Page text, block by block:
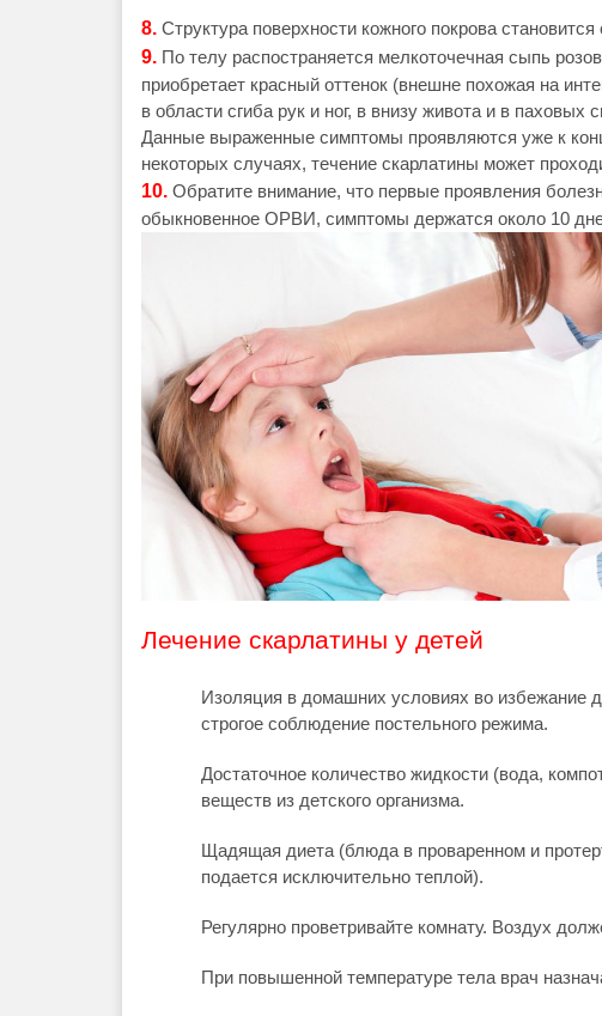
8. Структура поверхности кожного покрова
9. По телу распостраняется мелкоточечная сыпь
приобретает красный оттенок (внешне похожая на
в области сгиба рук и ног, в внизу живота и в паховых
Данные выраженные симптомы проявляются уже к
некоторых случаях, течение скарлатины может
10. Обратите внимание, что первые проявления
обыкновенное ОРВИ, симптомы держатся около 10
Лечение скарлатины у детей
Изоляция в домашних условиях во избежание
строгое соблюдение постельного режима.
Достаточное количество жидкости (вода,
веществ из детского организма.
Щадящая диета (блюда в проваренном и
подается исключительно теплой).
Регулярно проветривайте комнату. Воздух
При повышенной температуре тела врач